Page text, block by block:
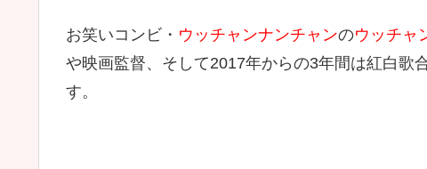
お笑いコンビ・ ウッチャンナンチャンのウッチャ
や映画監督、そして2017年からの3年間は紅白歌
す。